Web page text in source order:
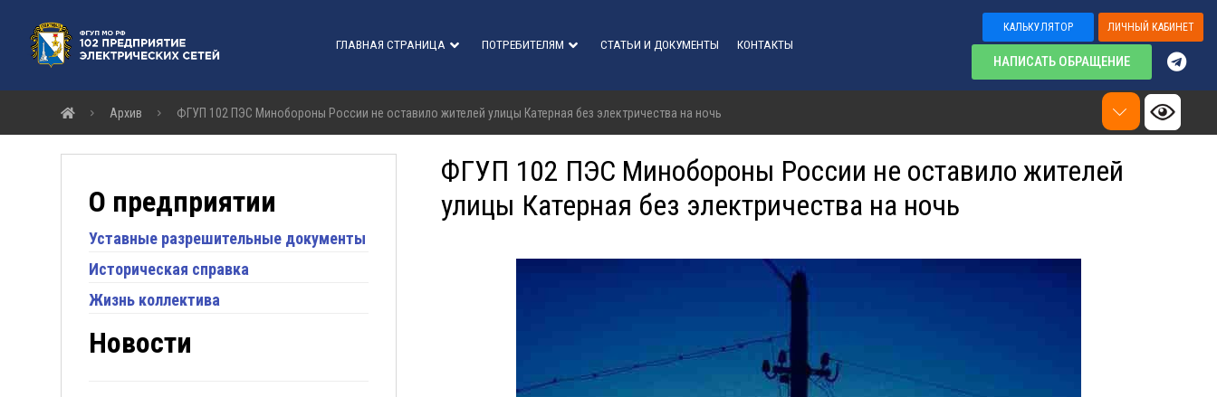
ГЛАВНАЯ СТРАНИЦА ПОТРЕБИТЕЛЯМ СТАТЬИ И ДОКУМЕНТЫ КОНТАКТЫ
КАЛЬКУЛЯТОР ЛИЧНЫЙ КАБИНЕТ
НАПИСАТЬ ОБРАЩЕНИЕ
Архив ФГУП 102 ПЭС Минобороны России не оставило жителей улицы Катерная без электричества на ночь
ФГУП 102 ПЭС Минобороны России не оставило жителей
улицы Катерная без электричества на ночь
О предприятии
Уставные разрешительные документы
Историческая справка
Жизнь коллектива
Новости